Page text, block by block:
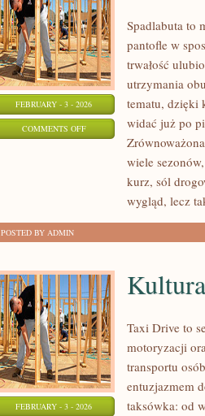
FEBRUARY - 3 - 2026
COMMENTS OFFON
OBUWNICZE
Spadlabuta to
pantofle w
trwałość
utrzymania
tematu, dzięki
widać już po
wiele
kurz, sól
wygląd, lecz
POSTED BY ADMIN
FEBRUARY - 3 - 2026
Taxi Drive to
motoryzacji
transportu
entuzjazmem
taksówka: od